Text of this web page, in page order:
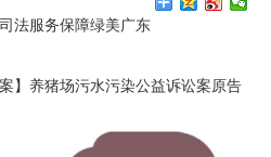
法服务保障绿美广东
】养猪场污水污染公益诉讼案原告